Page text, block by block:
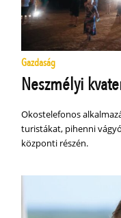
Gazdaság
Neszmélyi
Okostelefonos
turistákat, pihenni
központi részén.